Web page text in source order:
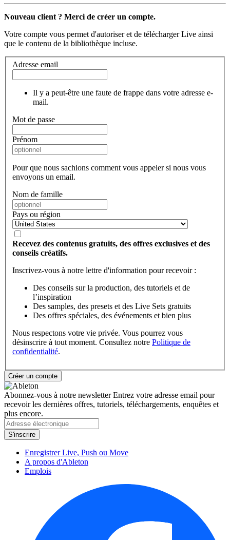
Nouveau client ? Merci de créer un compte.
Votre compte vous permet d'autoriser et de télécharger Live ainsi
que le contenu de la bibliothèque incluse.
Adresse email
Il y a peut-être une faute de frappe dans votre adresse e-
mail.
Mot de passe
Prénom
Pour que nous sachions comment vous appeler si nous vous
envoyons un email.
Nom de famille
Pays ou région
Recevez des contenus gratuits, des offres exclusives et des
conseils créatifs.
Inscrivez-vous à notre lettre d'information pour recevoir :
Des conseils sur la production, des tutoriels et de
l’inspiration
Des samples, des presets et des Live Sets gratuits
Des offres spéciales, des événements et bien plus
Nous respectons votre vie privée. Vous pourrez vous
désinscrire à tout moment. Consultez notre Politique de
confidentialité.
Abonnez-vous à notre newsletterEntrez votre adresse email pour
recevoir les dernières offres, tutoriels, téléchargements, enquêtes et
plus encore.
Enregistrer Live, Push ou Move
A propos d'Ableton
Emplois